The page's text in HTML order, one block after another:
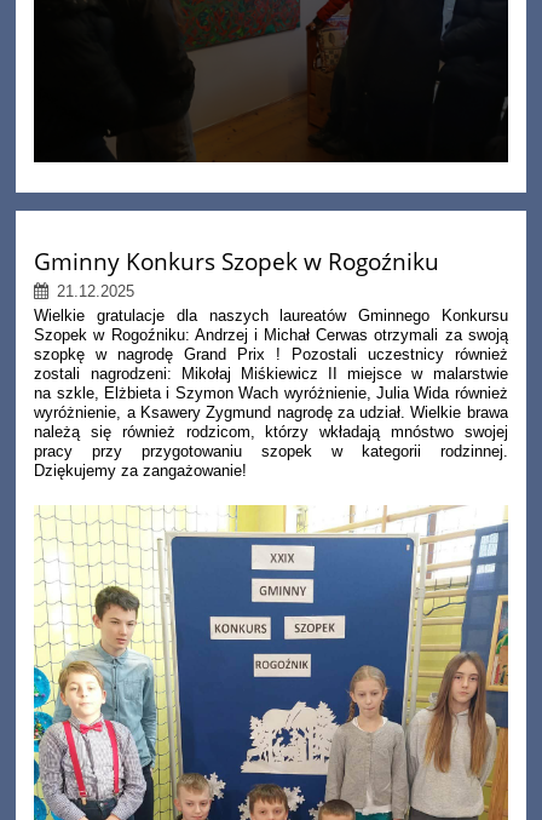
Gminny Konkurs Szopek w Rogoźniku
21.12.2025
Wielkie gratulacje dla naszych laureatów Gminnego Konkursu
Szopek w Rogoźniku: Andrzej i Michał Cerwas otrzymali za swoją
szopkę w nagrodę Grand Prix ! Pozostali uczestnicy również
zostali nagrodzeni: Mikołaj Miśkiewicz II miejsce w malarstwie
na szkle, Elżbieta i Szymon Wach wyróżnienie, Julia Wida również
wyróżnienie, a Ksawery Zygmund nagrodę za udział. Wielkie brawa
należą się również rodzicom, którzy wkładają mnóstwo swojej
pracy przy przygotowaniu szopek w kategorii rodzinnej.
Dziękujemy za zangażowanie!